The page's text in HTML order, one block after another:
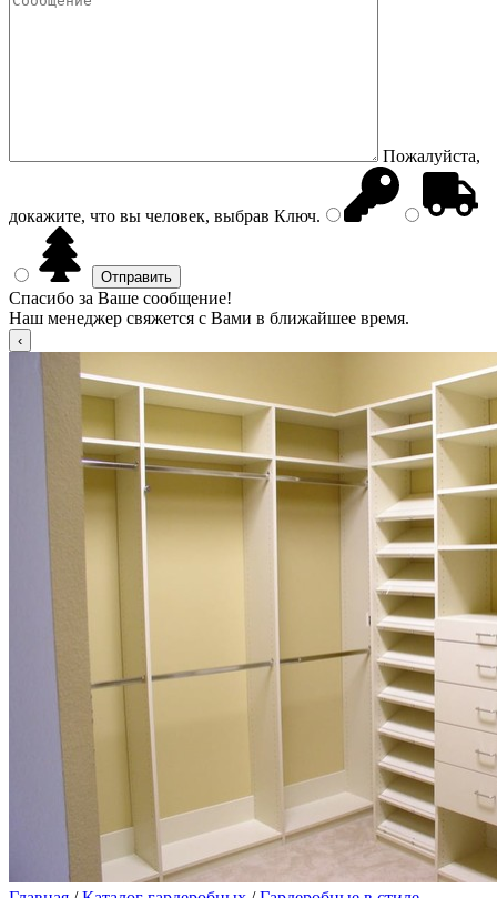
Пожалуйста,
докажите, что вы человек, выбрав Ключ.
Спасибо за Ваше сообщение!
Наш менеджер свяжется с Вами в ближайшее время.